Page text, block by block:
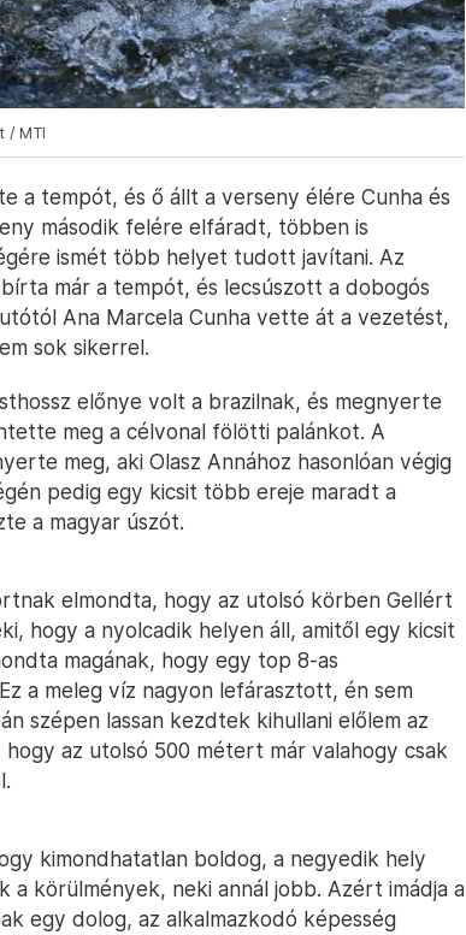
/ MTI
a tempót, és ő állt a verseny élére Cunha és
második felére elfáradt, többen is
ismét több helyet tudott javítani. Az
már a tempót, és lecsúszott a dobogós
Ana Marcela Cunha vette át a vezetést,
sok sikerrel.
előnye volt a brazilnak, és megnyerte
meg a célvonal fölötti palánkot. A
meg, aki Olasz Annához hasonlóan végig
pedig egy kicsit több ereje maradt a
a magyar úszót.
elmondta, hogy az utolsó körben Gellért
hogy a nyolcadik helyen áll, amitől egy kicsit
magának, hogy egy top 8-as
a meleg víz nagyon lefárasztott, én sem
szépen lassan kezdtek kihullani előlem az
az utolsó 500 métert már valahogy csak
kimondhatatlan boldog, a negyedik hely
a körülmények, neki annál jobb. Azért imádja a
egy dolog, az alkalmazkodó képesség